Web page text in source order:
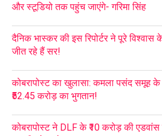
और स्टूडियो तक पहुंच जाएंगे- गरिमा सिंह
दैनिक भास्कर की इस रिपोर्टर ने पूरे विश्वास
जीत रहे हैं सर!
कोबरापोस्ट का खुलासा: कमला पसंद समूह के
₹52.45 करोड़ का भुगतान!
कोबरापोस्ट ने DLF के ₹10 करोड़ की एडवांस